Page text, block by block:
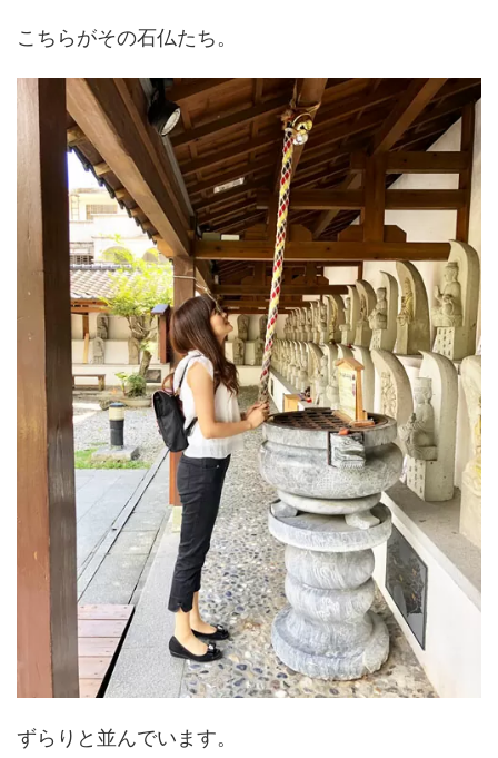
こちらがその石仏たち。
ずらりと並んでいます。